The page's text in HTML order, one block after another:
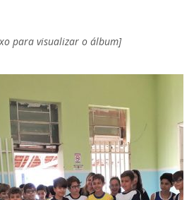
para visualizar o álbum]